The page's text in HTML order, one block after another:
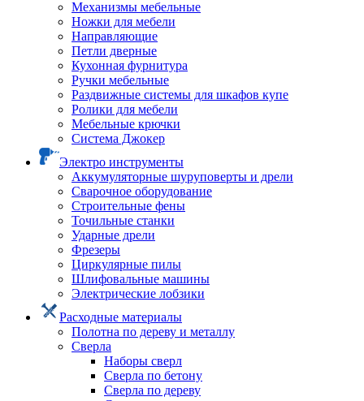
Механизмы мебельные
Ножки для мебели
Направляющие
Петли дверные
Кухонная фурнитура
Ручки мебельные
Раздвижные системы для шкафов купе
Ролики для мебели
Мебельные крючки
Система Джокер
Электро инструменты
Аккумуляторные шуруповерты и дрели
Сварочное оборудование
Строительные фены
Точильные станки
Ударные дрели
Фрезеры
Циркулярные пилы
Шлифовальные машины
Электрические лобзики
Расходные материалы
Полотна по дереву и металлу
Сверла
Наборы сверл
Сверла по бетону
Сверла по дереву